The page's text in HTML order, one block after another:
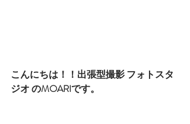
こんにちは！！出張型撮影 フォトスタ
ジオ のMOARIです。